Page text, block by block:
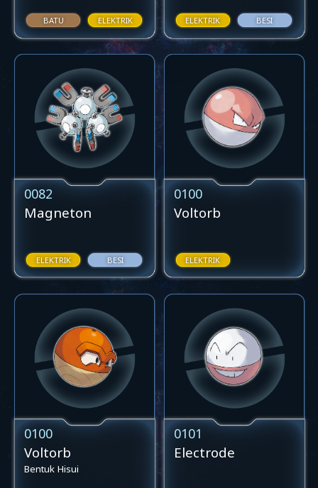
BATU ELEKTRIK ELEKTRIK BESI
0082
Magneton
ELEKTRIK BESI
0100
Voltorb
ELEKTRIK
0100
Voltorb
Bentuk Hisui
0101
Electrode